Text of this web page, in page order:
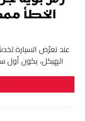
الخطأ
عند تعرّض السيارة
الهيكل، يكون أول